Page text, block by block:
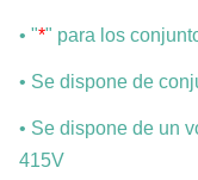
• "*" para los
• Se dispone de
• Se dispone de un
415V